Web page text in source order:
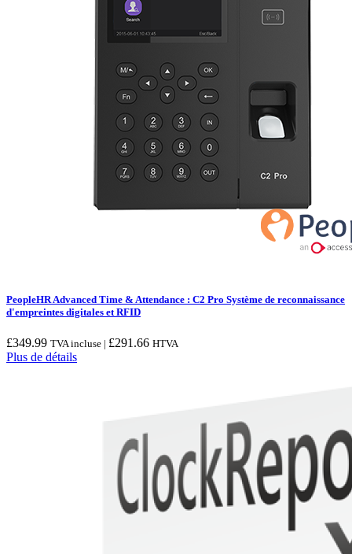
PeopleHR Advanced Time & Attendance : C2 Pro Système de reconnaissance
d'empreintes digitales et RFID
£349.99 TVA incluse | £291.66 HTVA
Plus de détails